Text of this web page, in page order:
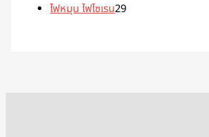
ไฟหมุน ไฟไซเรน29